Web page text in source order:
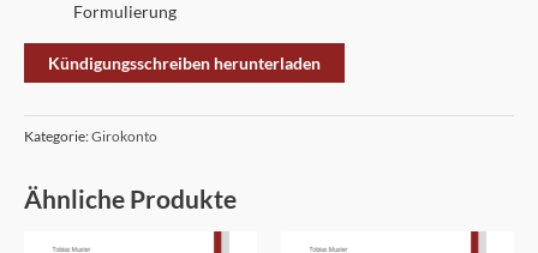
Formulierung
Kündigungsschreiben herunterladen
Kategorie:Girokonto
Ähnliche Produkte